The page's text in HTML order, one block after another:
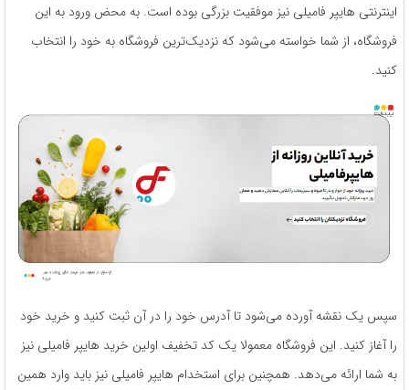
اینترنتی هایپر فامیلی نیز موفقیت بزرگی بوده است. به محض ورود به این
فروشگاه، از شما خواسته می‌شود که نزدیک‌ترین فروشگاه به خود را انتخاب
کنید.
سپس یک نقشه آورده می‌شود تا آدرس خود را در آن ثبت کنید و خرید خود
را آغاز کنید. این فروشگاه معمولا یک کد تخفیف اولین خرید هایپر فامیلی نیز
به شما ارائه می‌دهد. همچنین برای استخدام هایپر فامیلی نیز باید وارد همین